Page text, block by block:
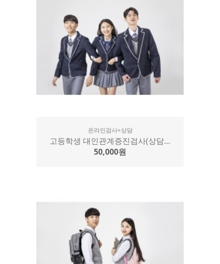
온라인검사+상담
고등학생 대인관계증진검사(상담…
50,000원